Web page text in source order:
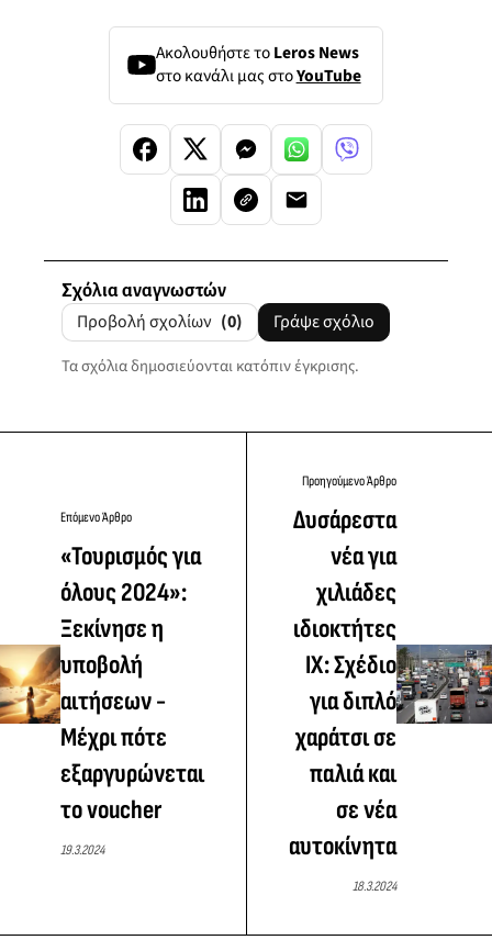
Ακολουθήστε τοLeros News
στο κανάλι μας στοYouTube
Σχόλια αναγνωστών
Προβολή σχολίων (0) Γράψε σχόλιο
Τα σχόλια δημοσιεύονται κατόπιν έγκρισης.
Επόμενο Άρθρο
«Τουρισμός για
όλους 2024»:
Ξεκίνησε η
υποβολή
αιτήσεων -
Μέχρι πότε
εξαργυρώνεται
το voucher
19.3.2024
Προηγούμενο Άρθρο
Δυσάρεστα
νέα για
χιλιάδες
ιδιοκτήτες
ΙΧ: Σχέδιο
για διπλό
χαράτσι σε
παλιά και
σε νέα
αυτοκίνητα
18.3.2024